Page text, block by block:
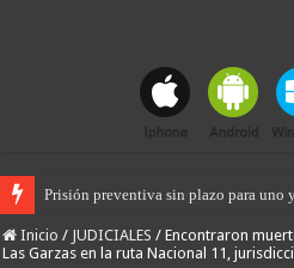
Prisión preventiva sin plazo para uno
Inicio / JUDICIALES / Encontraron
Las Garzas en la ruta Nacional 11,